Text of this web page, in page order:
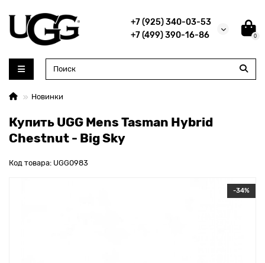
+7 (925) 340-03-53
+7 (499) 390-16-86
0
Новинки
Купить UGG Mens Tasman Hybrid
Chestnut - Big Sky
Код товара: UGG0983
-34%